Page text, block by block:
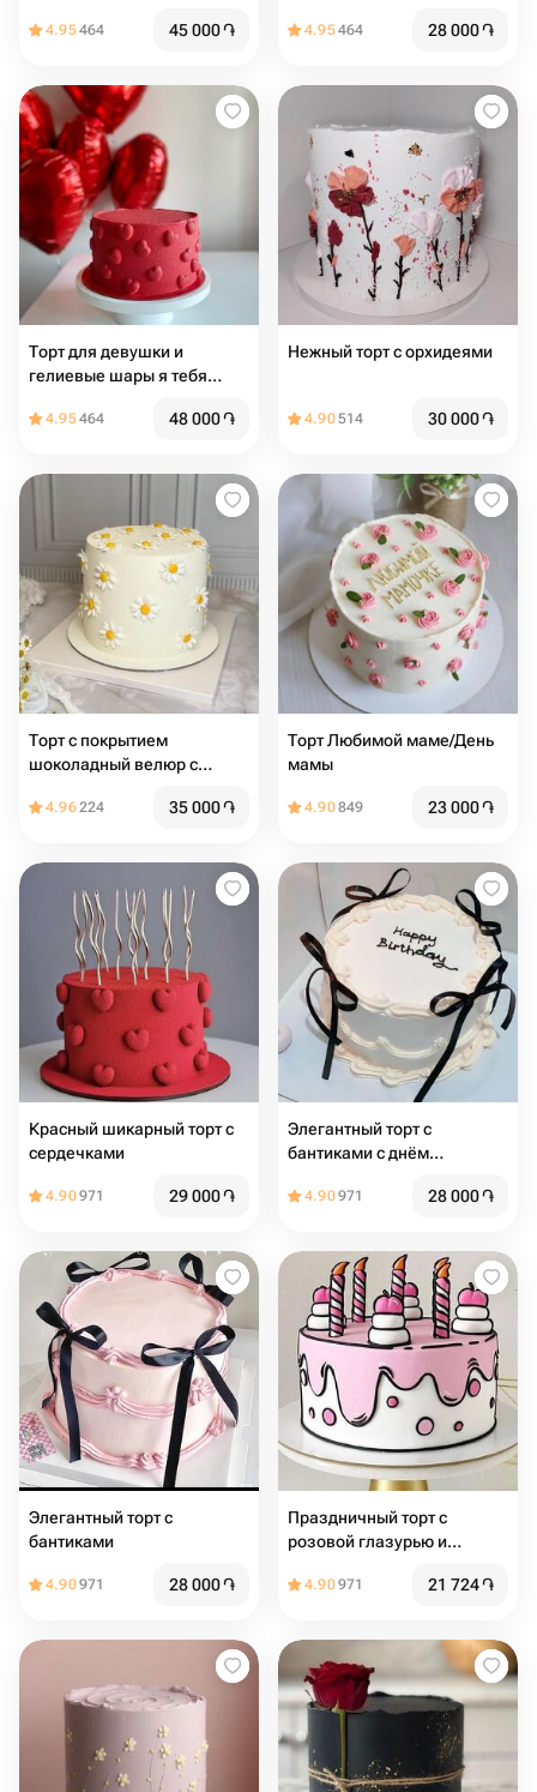
4.95464 45 000֏ 4.95464 28 000֏
Торт для девушки и
гелиевые шары я тебя
4.95464 48 000֏
Нежный торт с орхидеями
4.90514 30 000֏
Торт с покрытием
шоколадный велюр с
день рождения, девушке,
4.96224 35 000֏
Торт Любимой маме/День
мамы
4.90849 23 000֏
Красный шикарный торт с
сердечками
4.90971 29 000֏
Элегантный торт с
бантиками с днём
4.90971 28 000֏
Элегантный торт с
бантиками
4.90971 28 000֏
Праздничный торт с
розовой глазурью и
4.90971 21 724֏